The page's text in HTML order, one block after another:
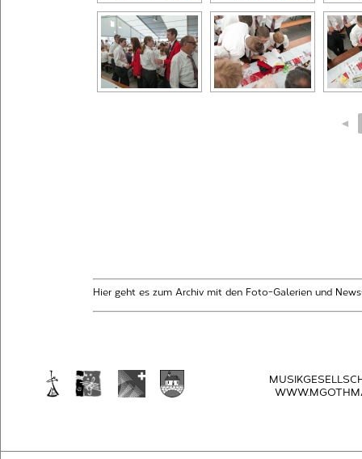
◄
Hier geht es zum Archiv mit den Foto-Galerien und